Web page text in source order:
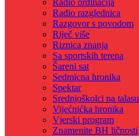
Radio ordinacija
Radio razglednica
Razgovor s povodom
Riječ više
Riznica znanja
Sa sportskih terena
Šareni sat
Sedmicna hronika
Spektar
Srednjoškolci na talasu
Vijećnićka hronika
Vjerski program
Znamenite BH ličnosti